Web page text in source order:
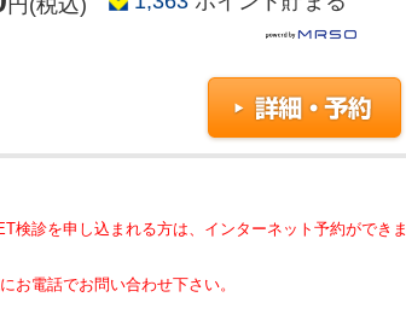
検診を申し込まれる方は、インターネット予約ができま
お電話でお問い合わせ下さい。